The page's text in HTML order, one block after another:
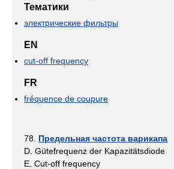
Тематики
электрические фильтры
EN
cut-off frequency
FR
fréquence de coupure
78. Предельная частота варикапа
D. Gütefrequenz der Kapazitätsdiode
E. Cut-off frequency